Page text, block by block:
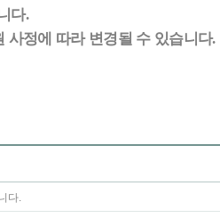
다.
사정에 따라 변경될 수 있습니다.
다.